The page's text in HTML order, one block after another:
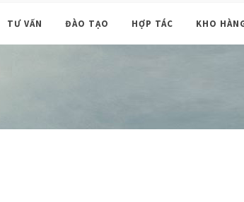
TƯ VẤN ĐÀO TẠO HỢP TÁC KHO